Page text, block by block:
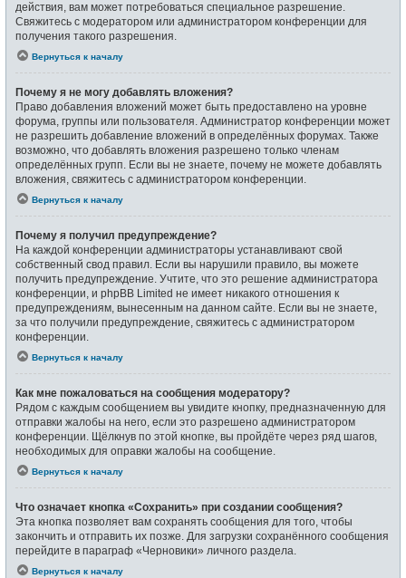
действия, вам может потребоваться специальное разрешение.
Свяжитесь с модератором или администратором конференции для
получения такого разрешения.
Вернуться к началу
Почему я не могу добавлять вложения?
Право добавления вложений может быть предоставлено на уровне
форума, группы или пользователя. Администратор конференции может
не разрешить добавление вложений в определённых форумах. Также
возможно, что добавлять вложения разрешено только членам
определённых групп. Если вы не знаете, почему не можете добавлять
вложения, свяжитесь с администратором конференции.
Вернуться к началу
Почему я получил предупреждение?
На каждой конференции администраторы устанавливают свой
собственный свод правил. Если вы нарушили правило, вы можете
получить предупреждение. Учтите, что это решение администратора
конференции, и phpBB Limited не имеет никакого отношения к
предупреждениям, вынесенным на данном сайте. Если вы не знаете,
за что получили предупреждение, свяжитесь с администратором
конференции.
Вернуться к началу
Как мне пожаловаться на сообщения модератору?
Рядом с каждым сообщением вы увидите кнопку, предназначенную для
отправки жалобы на него, если это разрешено администратором
конференции. Щёлкнув по этой кнопке, вы пройдёте через ряд шагов,
необходимых для оправки жалобы на сообщение.
Вернуться к началу
Что означает кнопка «Сохранить» при создании сообщения?
Эта кнопка позволяет вам сохранять сообщения для того, чтобы
закончить и отправить их позже. Для загрузки сохранённого сообщения
перейдите в параграф «Черновики» личного раздела.
Вернуться к началу